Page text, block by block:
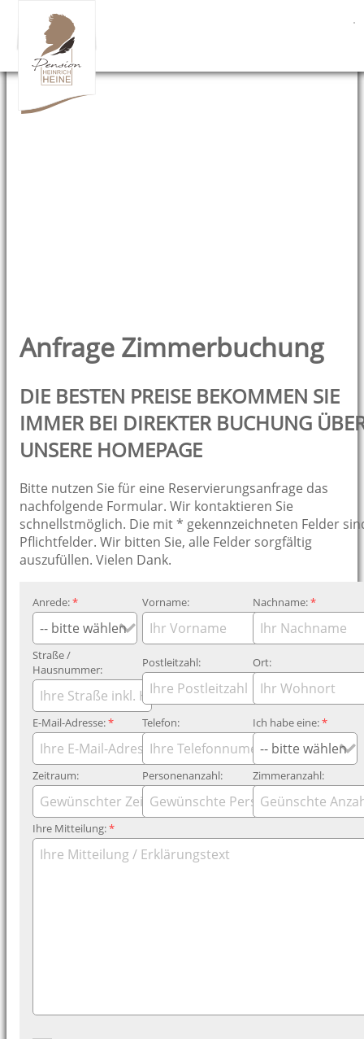
Anfrage Zimmerbuchung
DIE BESTEN PREISE BEKOMMEN SIE
IMMER BEI DIREKTER BUCHUNG
UNSERE HOMEPAGE
Bitte nutzen Sie für eine Reservierungsanfrage das
nachfolgende Formular. Wir kontaktieren Sie
schnellstmöglich. Die mit * gekennzeichneten Felder
Pflichtfelder. Wir bitten Sie, alle Felder sorgfältig
auszufüllen. Vielen Dank.
Anrede:* Vorname: Nachname:*
Straße /
Hausnummer:
Postleitzahl: Ort:
E-Mail-Adresse:* Telefon: Ich habe eine:*
Zeitraum: Personenanzahl: Zimmeranzahl:
Ihre Mitteilung:*